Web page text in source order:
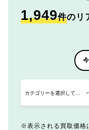
1,949件のリ
表示される買取価格